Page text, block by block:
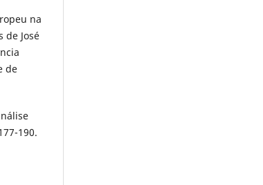
na
de José
de
190.